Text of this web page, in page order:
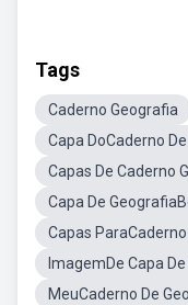
Tags
Caderno Geografia
Capa DoCaderno
Capas De Caderno
Capa De
Capas
ImagemDe Capa
MeuCaderno De